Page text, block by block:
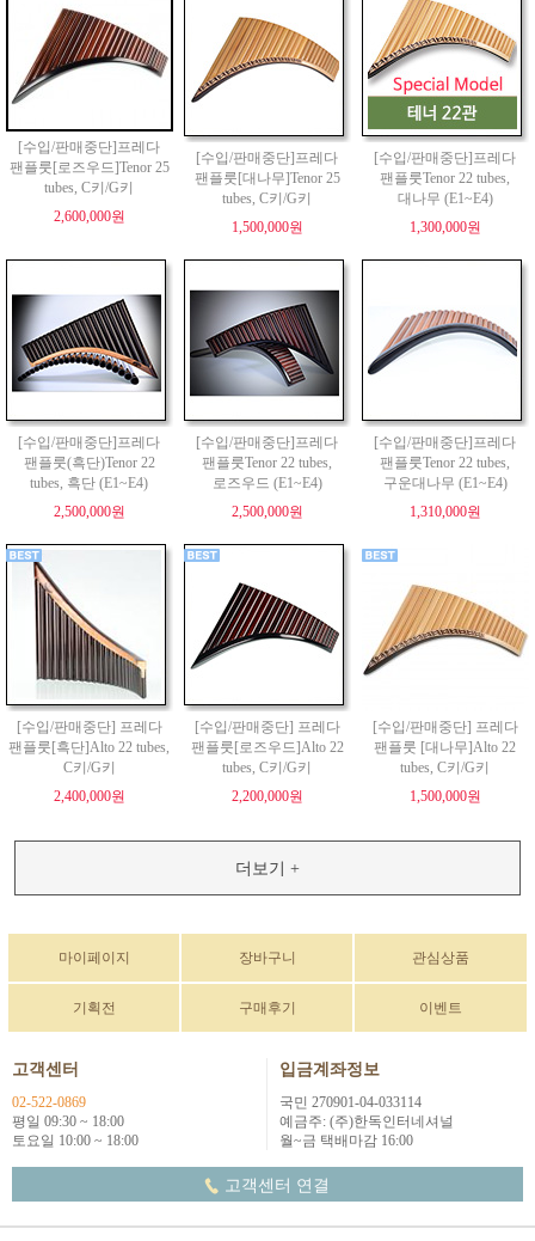
[수입/판매중단]프레다
팬플룻[로즈우드]Tenor 25
tubes, C키/G키
2,600,000원
[수입/판매중단]프레다
팬플룻[대나무]Tenor 25
tubes, C키/G키
1,500,000원
[수입/판매중단]프레다
팬플룻Tenor 22 tubes,
대나무 (E1~E4)
1,300,000원
[수입/판매중단]프레다
팬플룻(흑단)Tenor 22
tubes, 흑단 (E1~E4)
2,500,000원
[수입/판매중단]프레다
팬플룻Tenor 22 tubes,
로즈우드 (E1~E4)
2,500,000원
[수입/판매중단]프레다
팬플룻Tenor 22 tubes,
구운대나무 (E1~E4)
1,310,000원
[수입/판매중단] 프레다
팬플룻[흑단]Alto 22 tubes,
C키/G키
2,400,000원
[수입/판매중단] 프레다
팬플룻[로즈우드]Alto 22
tubes, C키/G키
2,200,000원
[수입/판매중단] 프레다
팬플룻 [대나무]Alto 22
tubes, C키/G키
1,500,000원
더보기 +
마이페이지 장바구니 관심상품
기획전 구매후기 이벤트
고객센터
02-522-0869
평일 09:30 ~ 18:00
토요일 10:00 ~ 18:00
입금계좌정보
국민 270901-04-033114
예금주: (주)한독인터네셔널
월~금 택배마감 16:00
고객센터 연결